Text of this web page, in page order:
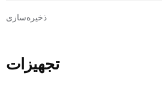
ذخیره‌سازی
تجهیزات